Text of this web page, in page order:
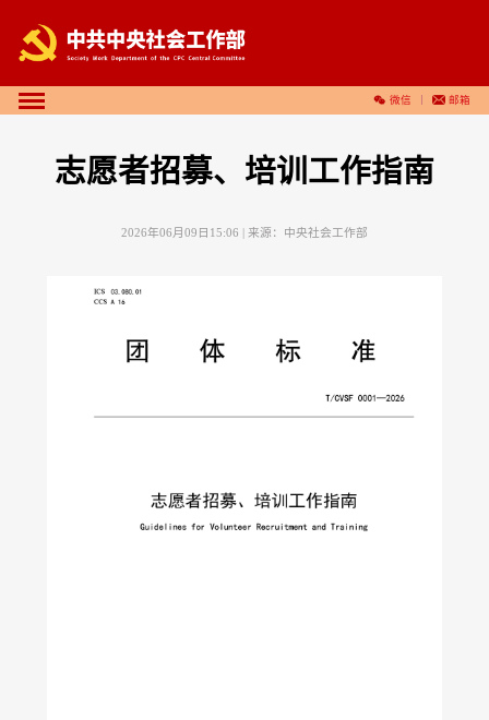
微信 邮箱
志愿者招募、培训工作指南
2026年06月09日15:06 | 来源： 中央社会工作部